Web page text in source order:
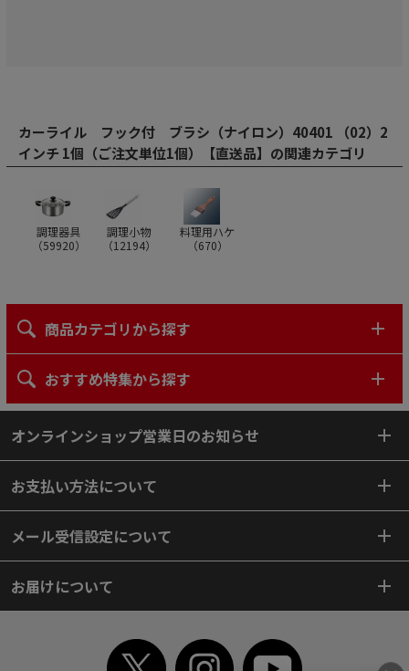
カーライル フック付 ブラシ（ナイロン）40401 （02）2
インチ 1個（ご注文単位1個）【直送品】の関連カテゴリ
調理器具
（59920）
調理小物
（12194）
料理用ハケ
（670）
商品カテゴリから探す
おすすめ特集から探す
オンラインショップ営業日のお知らせ
お支払い方法について
メール受信設定について
お届けについて